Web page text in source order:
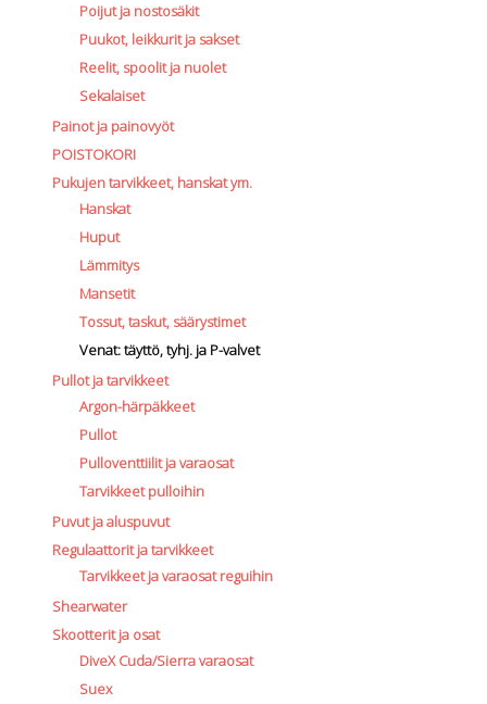
Poijut ja nostosäkit
Puukot, leikkurit ja sakset
Reelit, spoolit ja nuolet
Sekalaiset
Painot ja painovyöt
POISTOKORI
Pukujen tarvikkeet, hanskat ym.
Hanskat
Huput
Lämmitys
Mansetit
Tossut, taskut, säärystimet
Venat: täyttö, tyhj. ja P-valvet
Pullot ja tarvikkeet
Argon-härpäkkeet
Pullot
Pulloventtiilit ja varaosat
Tarvikkeet pulloihin
Puvut ja aluspuvut
Regulaattorit ja tarvikkeet
Tarvikkeet ja varaosat reguihin
Shearwater
Skootterit ja osat
DiveX Cuda/Sierra varaosat
Suex